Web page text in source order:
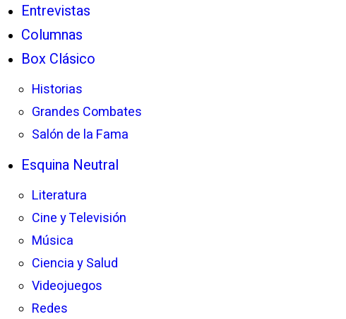
Entrevistas
Columnas
Box Clásico
Historias
Grandes Combates
Salón de la Fama
Esquina Neutral
Literatura
Cine y Televisión
Música
Ciencia y Salud
Videojuegos
Redes